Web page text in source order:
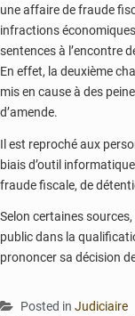
une affaire de fraude
infractions
sentences à l’encontre
En effet, la deuxième
mis en cause à des
d’amende.
Il est reproché aux
biais d’outil
fraude fiscale, de
Selon certaines
public dans la
prononcer sa décision
Posted in Judiciaire